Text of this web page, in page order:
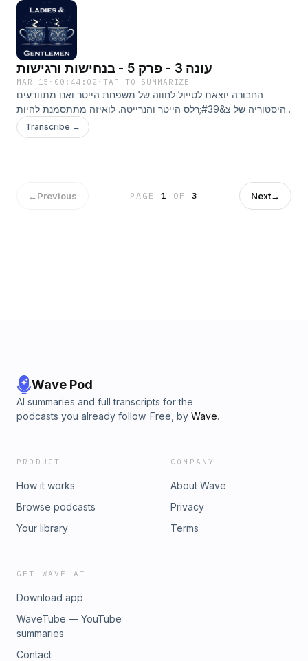
עונה 3 - פרק 5 - בנחישות ורגישות
MAR 15 · 00:44:02 ·TAP TO SUMMARIZE
החבורה יוצאת לטייול לחווה של משפחת הייטר ואנו מתוודעים
להיסטוריה של צ&#39;רלס הייטר והנרייטה. לואיזה מתתסמנת להיות
Transcribe →
←Previous PAGE1 OF 3 Next→
Wave Pod
AI summaries and full transcripts for the
podcasts you already follow. Free, by Wave.
PRODUCT
How it works
Browse podcasts
Your library
COMPANY
About Wave
Privacy
Terms
GET WAVE AI
Download app
WaveTube — YouTube
summaries
Contact